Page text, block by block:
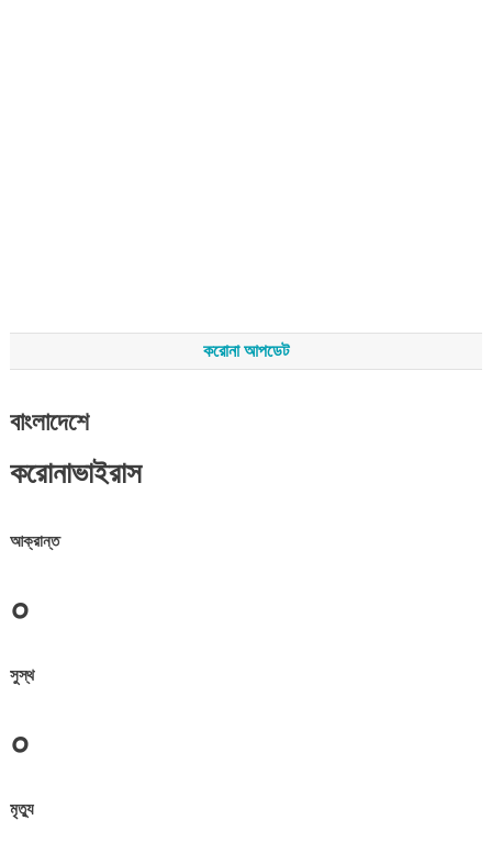
করোনা আপডেট
বাংলাদেশে
করোনাভাইরাস
আক্রান্ত
০
সুস্থ
০
মৃত্যু